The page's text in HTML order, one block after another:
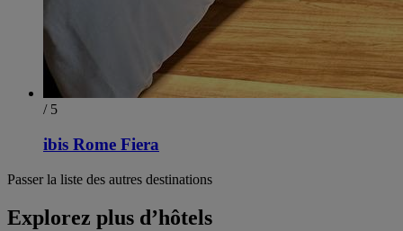
/ 5
ibis Rome Fiera
Passer la liste des autres destinations
Explorez plus d’hôtels